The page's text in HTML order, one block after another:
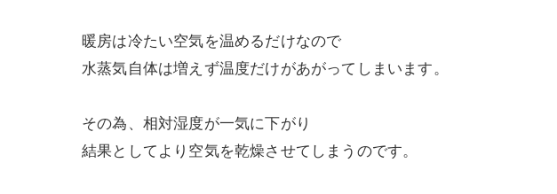
暖房は冷たい空気を温めるだけなので
水蒸気自体は増えず温度だけがあがってしまいます。
その為、相対湿度が一気に下がり
結果としてより空気を乾燥させてしまうのです。